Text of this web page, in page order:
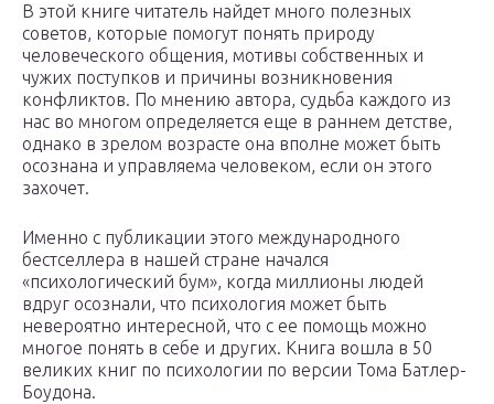
В этой книге читатель найдет много полезных
советов, которые помогут понять природу
человеческого общения, мотивы собственных и
чужих поступков и причины возникновения
конфликтов. По мнению автора, судьба каждого из
нас во многом определяется еще в раннем детстве,
однако в зрелом возрасте она вполне может быть
осознана и управляема человеком, если он этого
захочет.
Именно с публикации этого международного
бестселлера в нашей стране начался
«психологический бум», когда миллионы людей
вдруг осознали, что психология может быть
невероятно интересной, что с ее помощь можно
многое понять в себе и других. Книга вошла в 50
великих книг по психологии по версии Тома Батлер-
Боудона.